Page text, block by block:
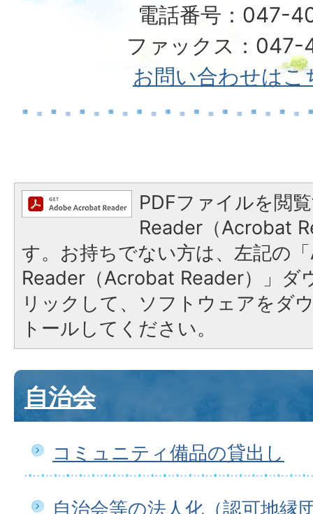
電話番号：047-
ファックス：047-
お問い合わせはこ
PDFファイルを閲
Reader（Acrobat
す。お持ちでない方は、左記の
Reader（Acrobat Reader）」ダ
リックして、ソフトウェアをダ
トールしてください。
自治会
コミュニティ備品の貸出し
自治会等の法人化（認可地縁